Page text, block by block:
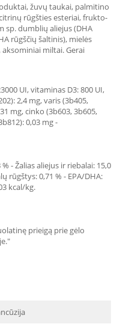
žuvų taukai, palmitino
rūgšties esteriai, frukto-
sp. dumblių aliejus (DHA
rūgščių šaltinis), mielės
miltai. Gerai
UI, vitaminas D3: 800 UI,
2,4 mg, varis (3b405,
mg, cinko (3b603, 3b605,
0,03 mg -
- Žalias aliejus ir riebalai: 15,0
rūgštys: 0,71 % - EPA/DHA:
kcal/kg.
prieigą prie gėlo